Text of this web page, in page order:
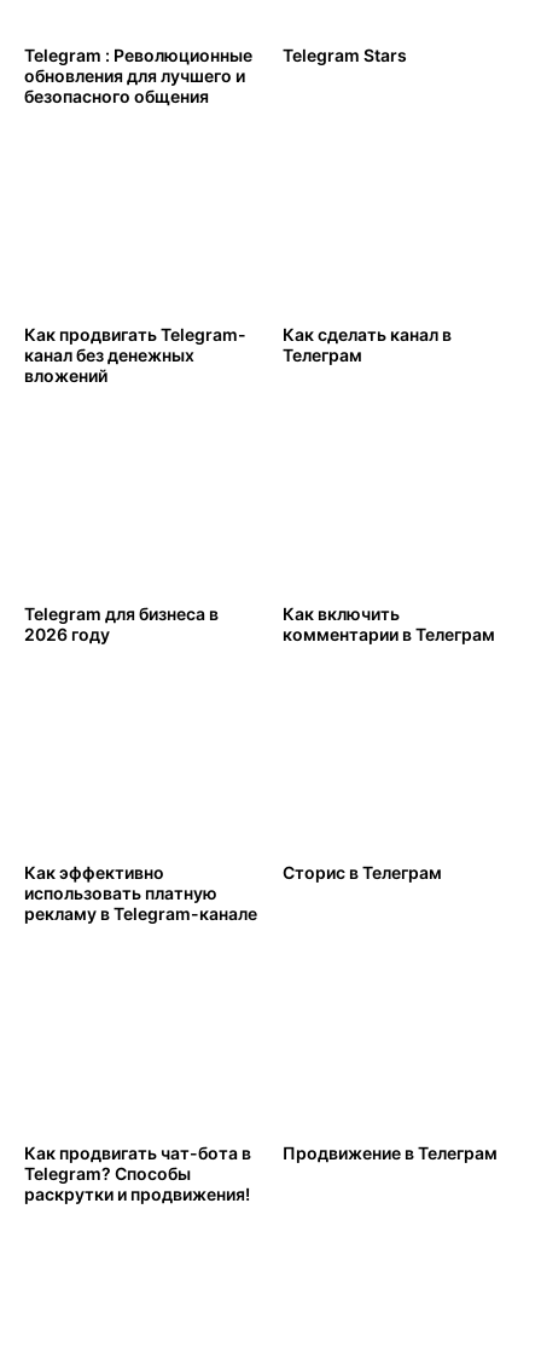
Telegram : Революционные
обновления для лучшего и
безопасного общения
Telegram Stars
Как продвигать Telegram-
канал без денежных
вложений
Как сделать канал в
Телеграм
Telegram для бизнеса в
2026 году
Как включить
комментарии в Телеграм
Как эффективно
использовать платную
рекламу в Telegram-канале
Сторис в Телеграм
Как продвигать чат-бота в
Telegram? Способы
раскрутки и продвижения!
Продвижение в Телеграм